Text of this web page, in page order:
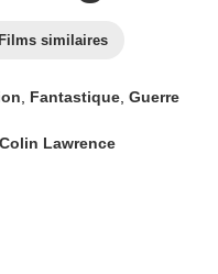
Films similaires
Fantastique Guerre
Colin Lawrence